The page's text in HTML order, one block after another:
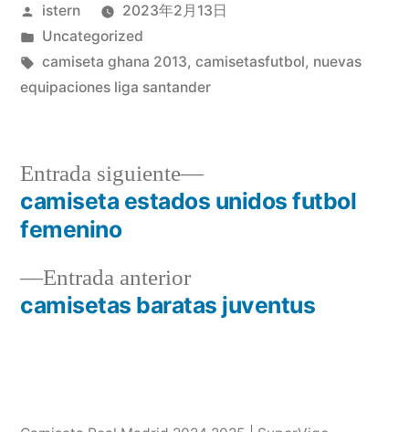
Publicado
por
istern
2023年2月13日
Publicado
en
Uncategorized
Etiquetas:
camiseta ghana 2013, camisetasfutbol, nuevas
equipaciones liga santander
Navegación
entradas
Entrada anteriorEntrada
anterior:
camisetas baratas juventus
Entrada siguiente
Entrada
siguiente:
camiseta estados unidos futbol
femenino